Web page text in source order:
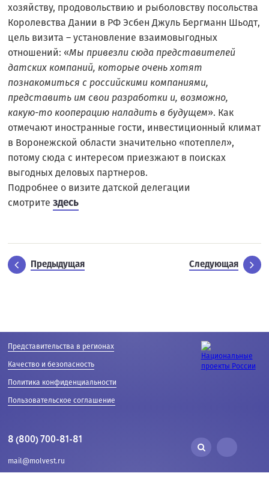
хозяйству, продовольствию и рыболовству посольства
Королевства Дании в РФ Эсбен Джуль Бергманн Шьодт,
цель визита – установление взаимовыгодных
отношений: «Мы привезли сюда представителей
датских компаний, которые очень хотят
познакомиться с российскими компаниями,
представить им свои разработки и, возможно,
какую-то кооперацию наладить в будущем». Как
отмечают иностранные гости, инвестиционный климат
в Воронежской области значительно «потеплел»,
потому сюда с интересом приезжают в поисках
выгодных деловых партнеров.
Подробнее о визите датской делегации
смотритездесь
Предыдущая Следующая
Представительства в регионах
Качество и безопасность
Политика конфиденциальности
Пользовательское соглашение
8 (800) 700-81-81
mail@molvest.ru